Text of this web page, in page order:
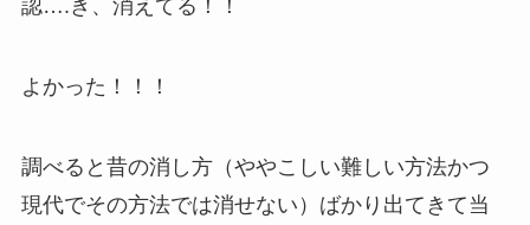
認….き、消えてる！！
よかった！！！
調べると昔の消し方（ややこしい難しい方法かつ
現代でその方法では消せない）ばかり出てきて当